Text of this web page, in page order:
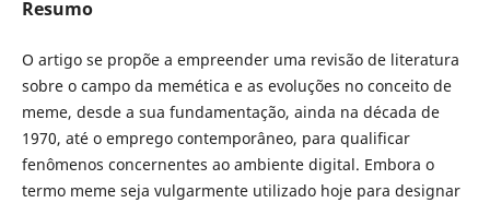
Resumo
O artigo se propõe a empreender uma revisão de literatura
sobre o campo da memética e as evoluções no conceito de
meme, desde a sua fundamentação, ainda na década de
1970, até o emprego contemporâneo, para qualificar
fenômenos concernentes ao ambiente digital. Embora o
termo meme seja vulgarmente utilizado hoje para designar